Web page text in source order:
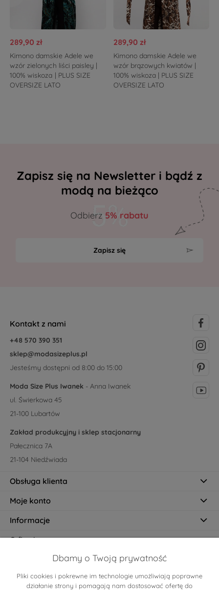
289,90 zł
Kimono damskie Adele we
wzór zielonych liści paisley |
100% wiskoza | PLUS SIZE
OVERSIZE LATO
289,90 zł
Kimono damskie Adele we
wzór brązowych kwiatów |
100% wiskoza | PLUS SIZE
OVERSIZE LATO
Zapisz się na Newsletter i bądź z
modą na bieżąco
Odbierz 5% rabatu
Zapisz się
Kontakt z nami
+48 570 390 351
sklep@modasizeplus.pl
Jesteśmy dostępni od 8:00 do 15:00
Moda Size Plus Iwanek - Anna Iwanek
ul. Świerkowa 45
21-100 Lubartów
Zakład produkcyjny i sklep stacjonarny
Pałecznica 7A
21-104 Niedźwiada
Obsługa klienta
Moje konto
Informacje
O firmie
Certyfikaty
Dbamy o Twoją prywatność
Pliki cookies i pokrewne im technologie umożliwiają poprawne
działanie strony i pomagają nam dostosować ofertę do